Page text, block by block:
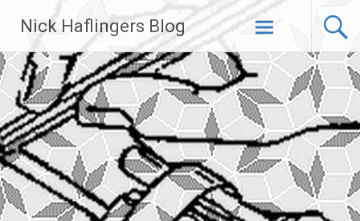
Inhalt
springen
Nick Haflingers Blog